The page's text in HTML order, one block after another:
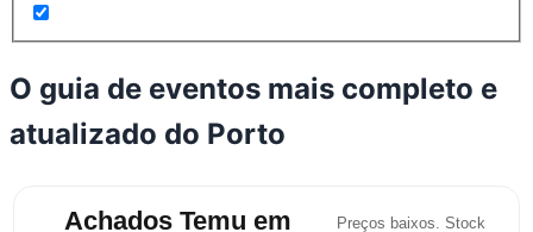
O guia de eventos mais completo e
atualizado do Porto
Achados Temu em
Preços baixos. Stock